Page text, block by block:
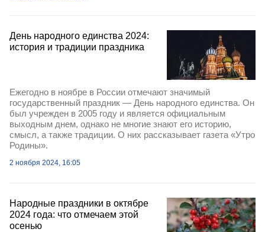
День народного единства 2024:
история и традиции праздника
Ежегодно в ноябре в России отмечают значимый
государственный праздник — День народного единства. Он
был учрежден в 2005 году и является официальным
выходным днем, однако не многие знают его историю,
смысл, а также традиции. О них рассказывает газета «Утро
Родины».
2 ноября 2024, 16:05
Народные праздники в октябре
2024 года: что отмечаем этой
осенью